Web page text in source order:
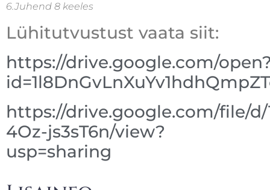
6.Juhend 8 keeles
Lühitutvustust vaata siit:
https://drive.google.com/
https://drive.google.com/file/d/
4Oz-js3sT6n/view?
usp=sharing